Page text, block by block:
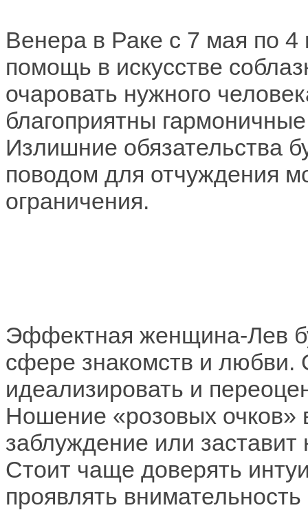
Венера в Раке с 7 мая по
помощь в искусстве
очаровать нужного
благоприятны
Излишние обязательства
поводом для отчуждения
ограничения.
Эффектная женщина-Лев
сфере знакомств и любви.
идеализировать и
Ношение «розовых очков»
заблуждение или заставит
Стоит чаще доверять
проявлять